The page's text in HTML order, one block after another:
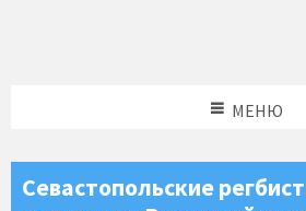
МЕНЮ
Севастопольские